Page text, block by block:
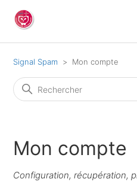
Signal Spam Mon compte
Mon compte
Configuration, récupération,